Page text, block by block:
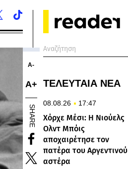
Α-
Α+
SHARE
ΤΕΛΕΥΤΑΙΑ ΝΕΑ
08.08.26 17:47
Χόρχε Μέσι: Η Νιούελς
Ολντ Μπόις
αποχαιρέτησε τον
πατέρα του Αργεντινού
αστέρα